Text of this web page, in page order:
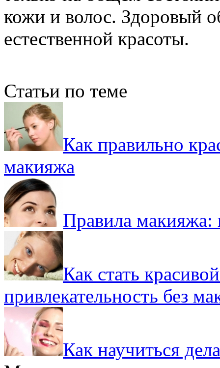
кожи и волос. Здоровый
естественной красоты.
Статьи по теме
Как правильно
макияжа
Правила макияжа:
Как стать
привлекательность без
Как научиться